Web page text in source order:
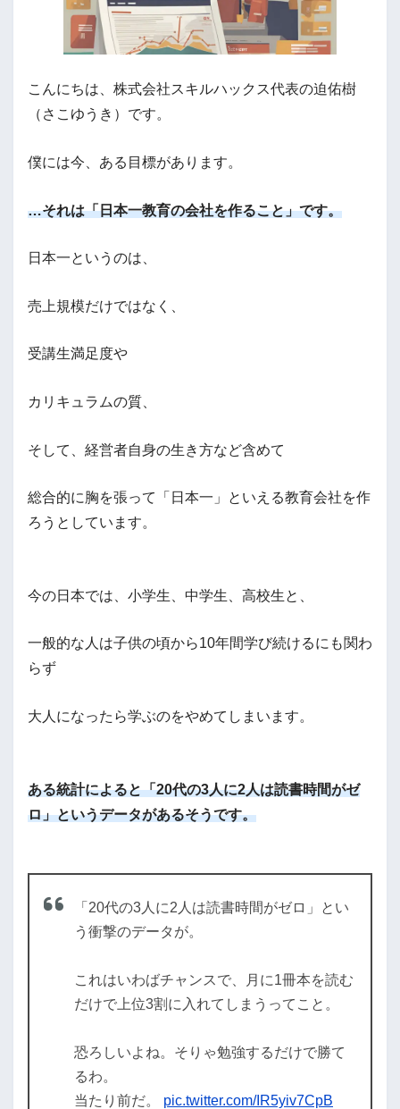
こんにちは、株式会社スキルハックス代表の迫佑樹
（さこゆうき）です。
僕には今、ある目標があります。
…それは「日本一教育の会社を作ること」です。
日本一というのは、
売上規模だけではなく、
受講生満足度や
カリキュラムの質、
そして、経営者自身の生き方など含めて
総合的に胸を張って「日本一」といえる教育会社を作
ろうとしています。
今の日本では、小学生、中学生、高校生と、
一般的な人は子供の頃から10年間学び続けるにも関わ
らず
大人になったら学ぶのをやめてしまいます。
ある統計によると「20代の3人に2人は読書時間がゼ
ロ」というデータがあるそうです。
「20代の3人に2人は読書時間がゼロ」とい
う衝撃のデータが。
これはいわばチャンスで、月に1冊本を読む
だけで上位3割に入れてしまうってこと。
恐ろしいよね。そりゃ勉強するだけで勝て
るわ。
当たり前だ。 pic.twitter.com/IR5yiv7CpB